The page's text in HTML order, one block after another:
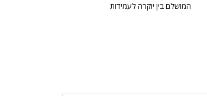
המושלם בין יוקרה לעמידות